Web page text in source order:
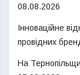
08.08.2026
Інноваційне
провідних
На